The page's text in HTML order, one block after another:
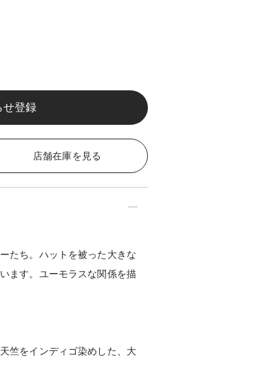
店舗在庫を見る
たち。ハットを被った大きな
ます。ユーモラスな関係を描
竺をインディゴ染めした、大